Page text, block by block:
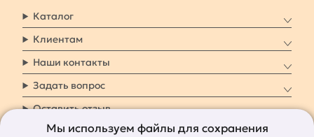
Каталог
Клиентам
Наши контакты
Задать вопрос
Оставить отзыв
Мы используем файлы для сохранения